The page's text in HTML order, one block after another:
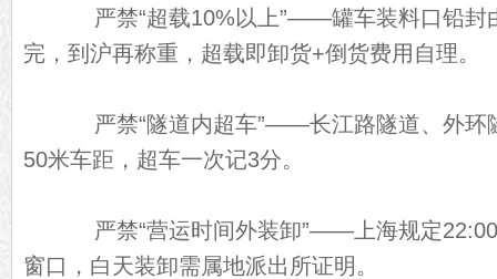
严禁“超载10%以上”——罐车装料口铅封
完，到沪再称重，超载即卸货+倒货费用自理。
严禁“隧道内超车”——长江路隧道、外环
50米车距，超车一次记3分。
严禁“营运时间外装卸”——上海规定
窗口，白天装卸需属地派出所证明。